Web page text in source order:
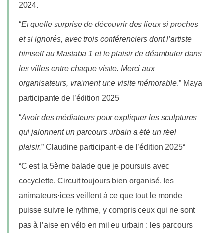
2024.
“Et quelle surprise de découvrir des lieux si proches
et si ignorés, avec trois conférenciers dont l’artiste
himself au Mastaba 1 et le plaisir de déambuler dans
les villes entre chaque visite. Merci aux
organisateurs, vraiment une visite mémorable.” Maya
participante de l’édition 2025
“Avoir des médiateurs pour expliquer les sculptures
qui jalonnent un parcours urbain a été un réel
plaisir.” Claudine participant·e de l’édition 2025“
“C’est la 5ème balade que je poursuis avec
cocyclette. Circuit toujours bien organisé, les
animateurs·ices veillent à ce que tout le monde
puisse suivre le rythme, y compris ceux qui ne sont
pas à l’aise en vélo en milieu urbain : les parcours